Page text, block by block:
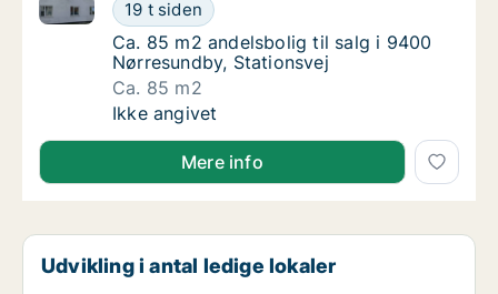
19 t siden
Ca. 85 m2 andelsbolig til salg i 9400
Ca. 85 m2 andelsbolig til salg i 9400
Nørresundby, Stationsvej
Ca. 85 m2
Ca. 85 m2 andelsbolig til salg i 9400
Ikke angivet
Mere info
Udvikling i antal ledige lokaler